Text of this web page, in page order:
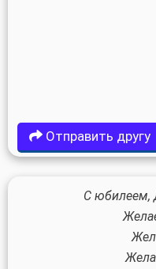
Отправить другу
С юбилеем,